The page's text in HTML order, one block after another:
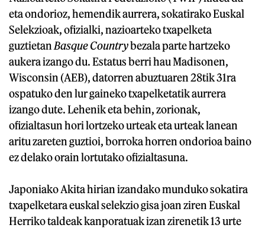
eta ondorioz, hemendik aurrera, sokatirako Euskal
Selekzioak, ofizialki, nazioarteko txapelketa
guztietan Basque Countrybezala parte hartzeko
aukera izango du. Estatus berri hau Madisonen,
Wisconsin (AEB), datorren abuztuaren 28tik 31ra
ospatuko den lur gaineko txapelketatik aurrera
izango dute. Lehenik eta behin, zorionak,
ofizialtasun hori lortzeko urteak eta urteak lanean
aritu zareten guztioi, borroka horren ondorioa baino
ez delako orain lortutako ofizialtasuna.
Japoniako Akita hirian izandako munduko sokatira
txapelketara euskal selekzio gisa joan ziren Euskal
Herriko taldeak kanporatuak izan zirenetik 13 urte